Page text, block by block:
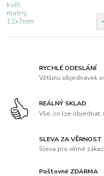
RYCHLÉ ODESLÁNÍ
Většinu objednávek
REÁLNÝ SKLAD
Vše, co lze objednat,
SLEVA ZA VĚRNOST
Sleva pro věrné
Poštovné ZDARMA